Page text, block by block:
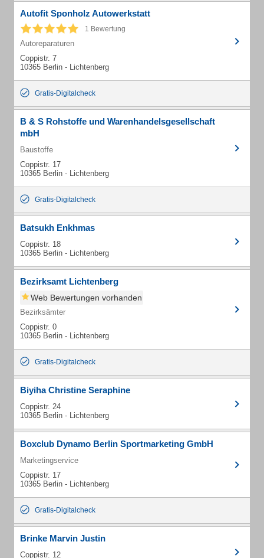
Autofit Sponholz Autowerkstatt
1 Bewertung
Autoreparaturen
Coppistr. 7
10365 Berlin - Lichtenberg
Gratis-Digitalcheck
B & S Rohstoffe und Warenhandelsgesellschaft
mbH
Baustoffe
Coppistr. 17
10365 Berlin - Lichtenberg
Gratis-Digitalcheck
Batsukh Enkhmas
Coppistr. 18
10365 Berlin - Lichtenberg
Bezirksamt Lichtenberg
Web Bewertungen vorhanden
Bezirksämter
Coppistr. 0
10365 Berlin - Lichtenberg
Gratis-Digitalcheck
Biyiha Christine Seraphine
Coppistr. 24
10365 Berlin - Lichtenberg
Boxclub Dynamo Berlin Sportmarketing GmbH
Marketingservice
Coppistr. 17
10365 Berlin - Lichtenberg
Gratis-Digitalcheck
Brinke Marvin Justin
Coppistr. 12